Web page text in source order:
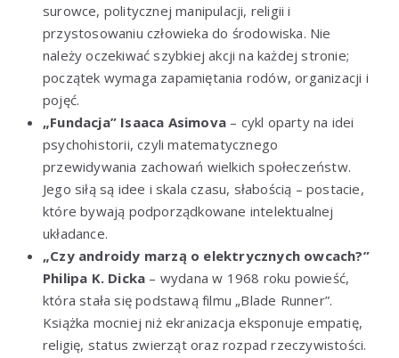
surowce, politycznej manipulacji, religii i
przystosowaniu człowieka do środowiska. Nie
należy oczekiwać szybkiej akcji na każdej stronie;
początek wymaga zapamiętania rodów, organizacji i
pojęć.
„Fundacja” Isaaca Asimova – cykl oparty na idei
psychohistorii, czyli matematycznego
przewidywania zachowań wielkich społeczeństw.
Jego siłą są idee i skala czasu, słabością – postacie,
które bywają podporządkowane intelektualnej
układance.
„Czy androidy marzą o elektrycznych owcach?”
Philipa K. Dicka – wydana w 1968 roku powieść,
która stała się podstawą filmu „Blade Runner”.
Książka mocniej niż ekranizacja eksponuje empatię,
religię, status zwierząt oraz rozpad rzeczywistości.